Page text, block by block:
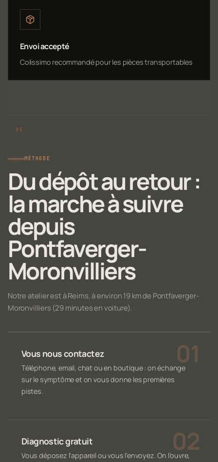
Envoi accepté
Colissimo recommandé pour les pièces transportables
MÉTHODE
Du dépôt au retour :
la marche à suivre
depuis
Pontfaverger-
Moronvilliers
Notre atelier est à Reims, à environ 19 km de Pontfaverger-
Moronvilliers (29 minutes en voiture).
Vous nous contactez
Téléphone, email, chat ou en boutique : on échange
sur le symptôme et on vous donne les premières
pistes.
Diagnostic gratuit
Vous déposez l'appareil ou vous l'envoyez. On l'ouvre,